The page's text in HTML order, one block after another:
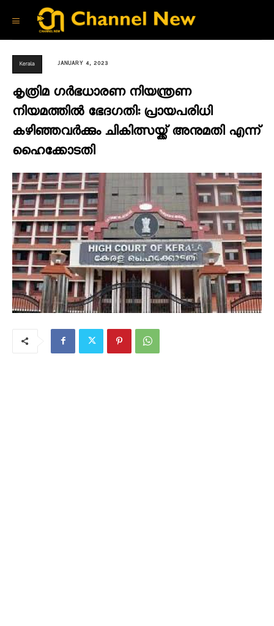
Kerala JANUARY 4, 2023
കൃത്രിമ ഗർഭധാരണ നിയന്ത്രണ
നിയമത്തിൽ ഭേദഗതി: പ്രായപരിധി
കഴിഞ്ഞവർക്കും ചികിത്സയ്ക്ക് അനുമതി എന്ന്
ഹൈക്കോടതി